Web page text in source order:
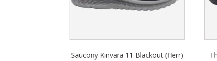
Saucony Kinvara 11 Blackout (Herr)
may
on
product
may
on